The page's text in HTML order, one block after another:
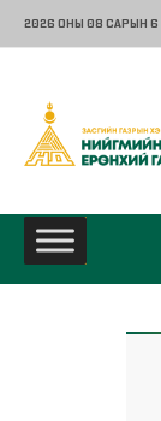
2026 ОНЫ 08 САРЫН 6